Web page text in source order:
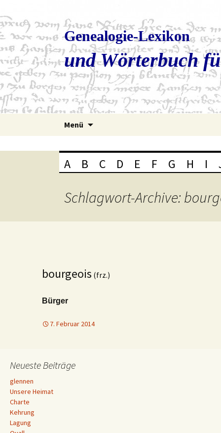
Genealogie-Lexikon
und Wörterbuch
Menü
A B C D E F G H I
Schlagwort-Archive:
bourgeois (frz.)
Bürger
7. Februar 2014
Neueste Beiträge
glennen
Unsere Heimat
Charte
Kehrung
Lagung